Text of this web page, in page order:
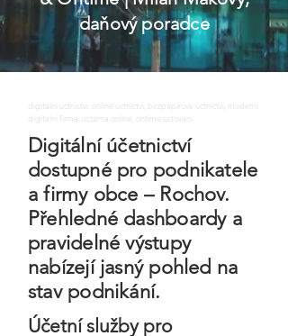
daňový poradce
digitalni uctnictvi, online uctnictvi, bezpapirove uctnictvi, moderni
digitalni firma, uctarna online, ontime uctovani
Digitální účetnictví
dostupné pro podnikatele
a firmy obce – Rochov.
Přehledné dashboardy a
pravidelné výstupy
nabízejí jasný pohled na
stav podnikání.
Účetní služby pro